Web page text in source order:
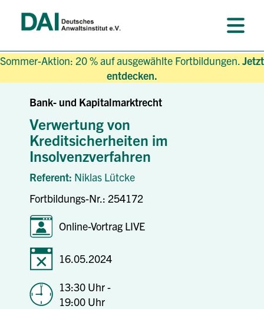
Sommer-Aktion: 20 % auf ausgewählte Fortbildungen.Jetzt
entdecken.
Bank- und Kapitalmarktrecht
Verwertung von
Kreditsicherheiten im
Insolvenzverfahren
Referent: Niklas Lütcke
Fortbildungs-Nr.: 254172
Online-Vortrag LIVE
16.05.2024
13:30 Uhr -
19:00 Uhr